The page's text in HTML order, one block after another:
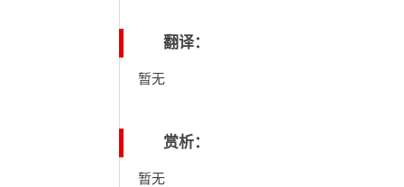
翻译：
暂无
赏析：
暂无